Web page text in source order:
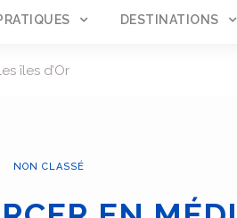
DESTINATIONS
îles d’Or
NON CLASSÉ